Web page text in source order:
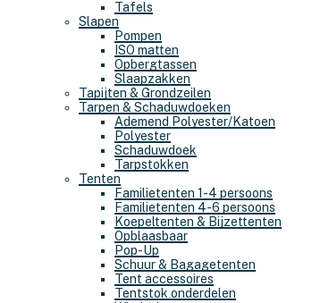
Tafels
Slapen
Pompen
ISO matten
Opbergtassen
Slaapzakken
Tapijten & Grondzeilen
Tarpen & Schaduwdoeken
Ademend Polyester/Katoen
Polyester
Schaduwdoek
Tarpstokken
Tenten
Familietenten 1-4 persoons
Familietenten 4-6 persoons
Koepeltenten & Bijzettenten
Opblaasbaar
Pop-Up
Schuur & Bagagetenten
Tent accessoires
Tentstok onderdelen